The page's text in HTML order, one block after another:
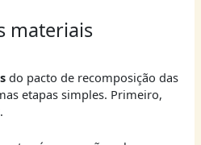
materiais
do pacto de recomposição das
etapas simples. Primeiro,